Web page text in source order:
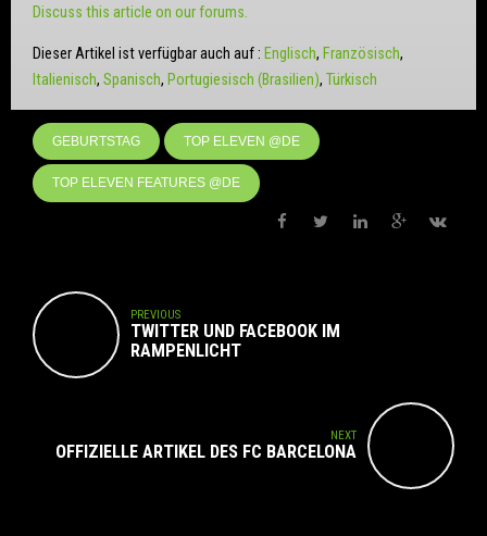
Discuss this article on our forums.
Dieser Artikel ist verfügbar auch auf : Englisch Französisch
Italienisch Spanisch Portugiesisch (Brasilien) Türkisch
GEBURTSTAG TOP ELEVEN @DE
TOP ELEVEN FEATURES @DE
PREVIOUS
TWITTER UND FACEBOOK IM
RAMPENLICHT
NEXT
OFFIZIELLE ARTIKEL DES FC BARCELONA